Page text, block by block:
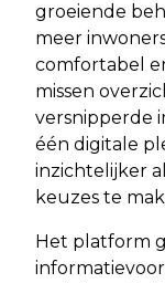
groeiende
meer
comfortabel
missen
versnipperde
één digitale
inzichtelijker
keuzes te
Het platform